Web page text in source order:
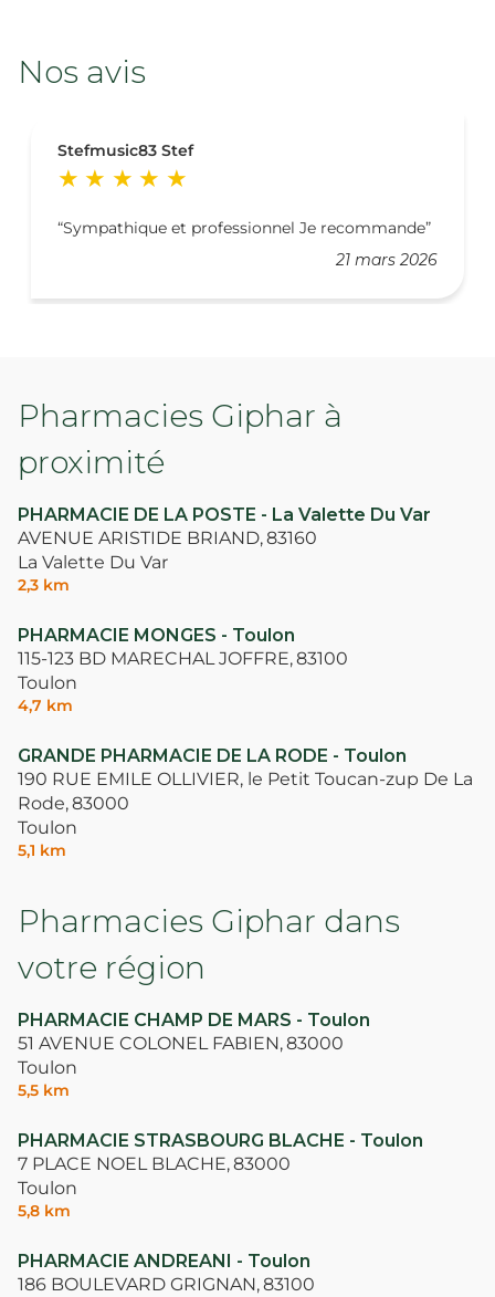
Nos avis
Stefmusic83 Stef
21 mars 2026
Sympathique et professionnel Je recommande
Pharmacies Giphar à
proximité
PHARMACIE DE LA POSTE - La Valette Du Var
AVENUE ARISTIDE BRIAND,83160
La Valette Du Var
2,3 km
PHARMACIE MONGES - Toulon
115-123 BD MARECHAL JOFFRE,83100
Toulon
4,7 km
GRANDE PHARMACIE DE LA RODE - Toulon
190 RUE EMILE OLLIVIER, le Petit Toucan-zup De La
Rode,83000
Toulon
5,1 km
Pharmacies Giphar dans
votre région
PHARMACIE CHAMP DE MARS - Toulon
51 AVENUE COLONEL FABIEN,83000
Toulon
5,5 km
PHARMACIE STRASBOURG BLACHE - Toulon
7 PLACE NOEL BLACHE,83000
Toulon
5,8 km
PHARMACIE ANDREANI - Toulon
186 BOULEVARD GRIGNAN,83100